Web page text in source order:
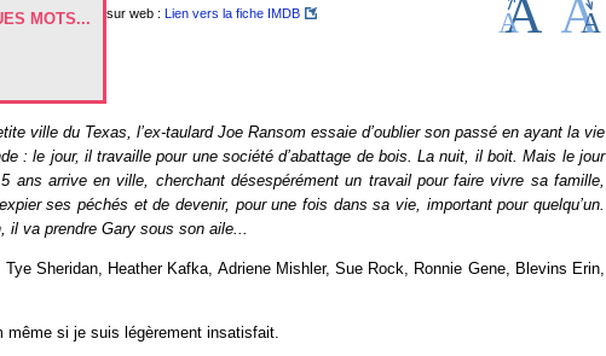
MOTS... sur web : Lien vers la fiche IMDB
ville du Texas, l’ex-taulard Joe Ransom essaie d’oublier son passé en ayant la vie
: le jour, il travaille pour une société d’abattage de bois. La nuit, il boit. Mais le jour
ans arrive en ville, cherchant désespérément un travail pour faire vivre sa famille,
ses péchés et de devenir, pour une fois dans sa vie, important pour quelqu’un.
il va prendre Gary sous son aile...
Tye Sheridan, Heather Kafka, Adriene Mishler, Sue Rock, Ronnie Gene, Blevins Erin,
même si je suis légèrement insatisfait.